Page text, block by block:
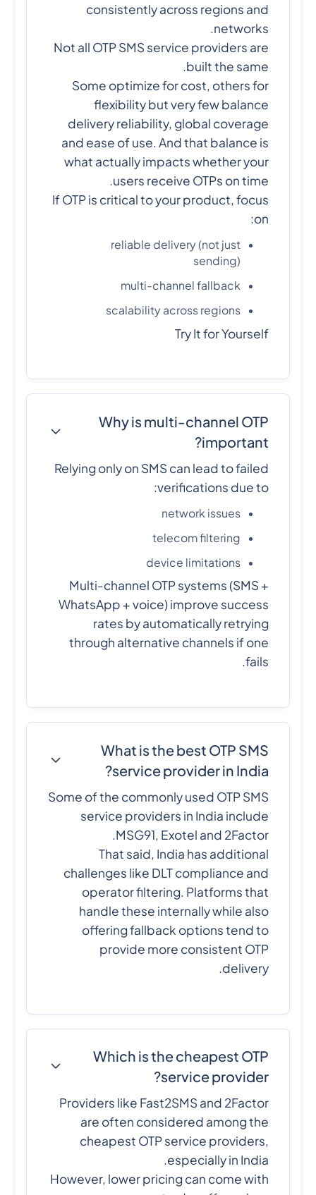
consistently across regions and
networks.
Not all OTP SMS service providers are
built the same.
Some optimize for cost, others for
flexibility but very few balance
delivery reliability, global coverage
and ease of use. And that balance is
what actually impacts whether your
users receive OTPs on time.
If OTP is critical to your product, focus
on:
reliable delivery (not just
sending)
multi-channel fallback
scalability across regions
Try It for Yourself
Why is multi-channel OTP
important?
Relying only on SMS can lead to failed
verifications due to:
network issues
telecom filtering
device limitations
Multi-channel OTP systems (SMS +
WhatsApp + voice) improve success
rates by automatically retrying
through alternative channels if one
fails.
What is the best OTP SMS
service provider in India?
Some of the commonly used OTP SMS
service providers in India include
MSG91, Exotel and 2Factor.
That said, India has additional
challenges like DLT compliance and
operator filtering. Platforms that
handle these internally while also
offering fallback options tend to
provide more consistent OTP
delivery.
Which is the cheapest OTP
service provider?
Providers like Fast2SMS and 2Factor
are often considered among the
cheapest OTP service providers,
especially in India.
However, lower pricing can come with